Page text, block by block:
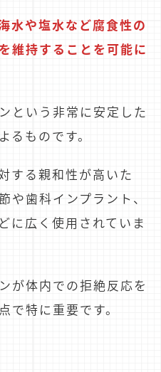
水や塩水など腐食性の
維持することを可能に
という非常に安定した
るものです。
する親和性が高いた
や歯科インプラント、
に広く使用されていま
が体内での拒絶反応を
で特に重要です。